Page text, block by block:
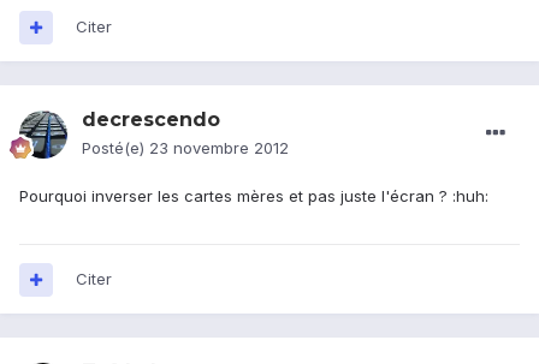
Citer
decrescendo
Posté(e) 23 novembre 2012
Pourquoi inverser les cartes mères et pas juste l'écran ? :huh:
Citer